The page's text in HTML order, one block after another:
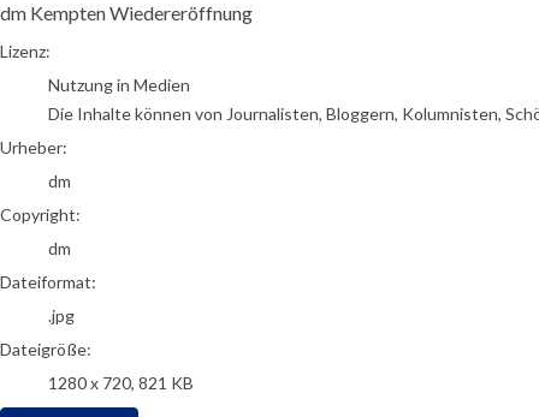
dm Kempten Wiedereröffnung
dm
Lizenz:
Nutzung in Medien
Die Inhalte können von Journalisten, Bloggern, Kolumnisten,
Urheber:
dm
Copyright:
dm
Dateiformat:
.jpg
Dateigröße:
1280 x 720, 821 KB